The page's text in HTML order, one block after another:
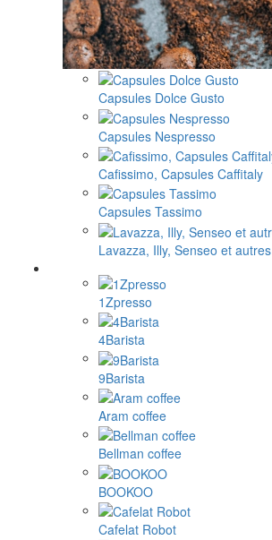
Capsules Dolce Gusto
Capsules Nespresso
Cafissimo, Capsules Caffitaly
Capsules Tassimo
Lavazza, Illy, Senseo et autres
1Zpresso
4Barista
9Barista
Aram coffee
Bellman coffee
BOOKOO
Cafelat Robot